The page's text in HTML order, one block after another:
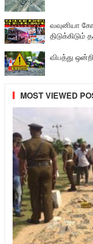
வவுனியா
திடுக்கிடும்
விபத்து
MOST VIEWED